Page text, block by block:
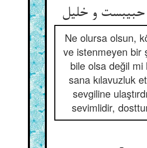
حبیبست و خلیل
Ne olursa olsun,
ve istenmeyen bir
bile olsa değil mi
sana kılavuzluk
sevgiline
sevimlidir,